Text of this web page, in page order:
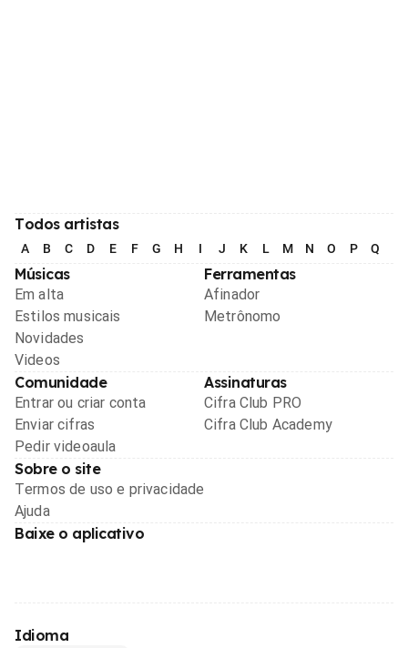
Todos artistas
A B C D E F G H I J K L M N O P Q
Músicas
Em alta
Estilos musicais
Novidades
Videos
Ferramentas
Afinador
Metrônomo
Comunidade
Entrar ou criar conta
Enviar cifras
Pedir videoaula
Assinaturas
Cifra Club PRO
Cifra Club Academy
Sobre o site
Termos de uso e privacidade
Ajuda
Baixe o aplicativo
Idioma